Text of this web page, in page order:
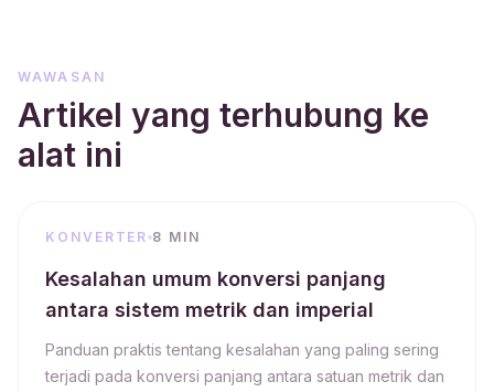
WAWASAN
Artikel yang terhubung ke
alat ini
KONVERTER 8 MIN
Kesalahan umum konversi panjang
antara sistem metrik dan imperial
Panduan praktis tentang kesalahan yang paling sering
terjadi pada konversi panjang antara satuan metrik dan